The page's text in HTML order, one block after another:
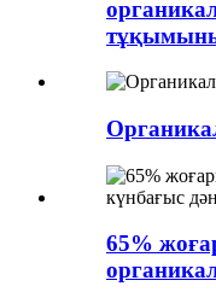
65%